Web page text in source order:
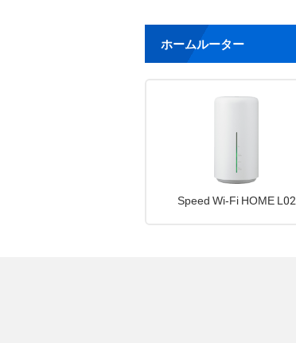
ホームルーター
Speed Wi-Fi HOME L02